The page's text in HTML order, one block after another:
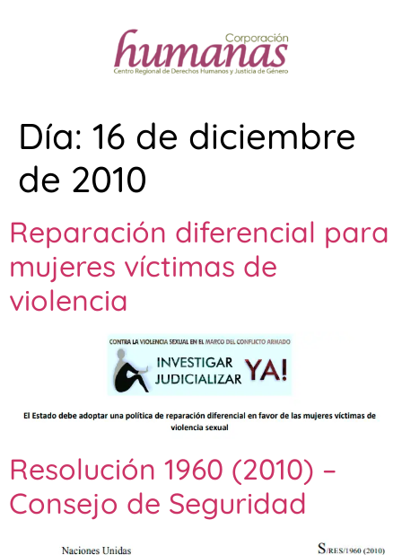
Día: 16 de diciembre
de 2010
Reparación diferencial para
mujeres víctimas de
violencia
Resolución 1960 (2010) –
Consejo de Seguridad